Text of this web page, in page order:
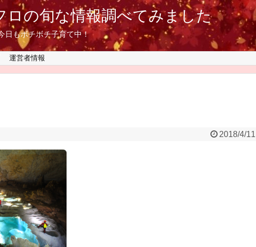
ロの旬な情報調べてみました
日もボチボチ子育て中！
運営者情報
2018/4/11